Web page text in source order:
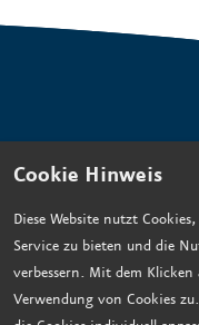
Cookie Hinweis
Diese Website nutzt
Service zu bieten und die
verbessern. Mit dem Klicken
Verwendung von Cookies
Datenschutzbedingungen